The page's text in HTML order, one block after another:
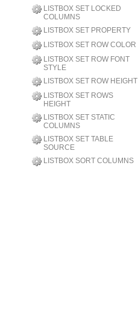
LISTBOX SET LOCKED
COLUMNS
LISTBOX SET PROPERTY
LISTBOX SET ROW COLOR
LISTBOX SET ROW FONT
STYLE
LISTBOX SET ROW HEIGHT
LISTBOX SET ROWS
HEIGHT
LISTBOX SET STATIC
COLUMNS
LISTBOX SET TABLE
SOURCE
LISTBOX SORT COLUMNS